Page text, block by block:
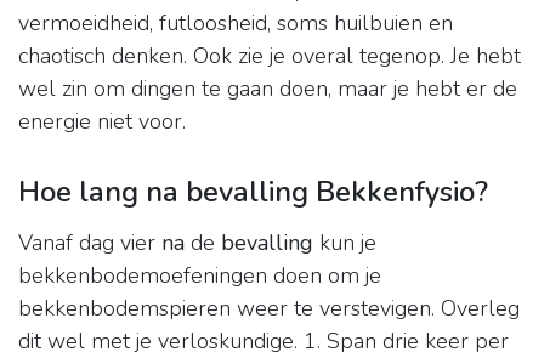
vermoeidheid, futloosheid, soms huilbuien en
chaotisch denken. Ook zie je overal tegenop. Je hebt
wel zin om dingen te gaan doen, maar je hebt er de
energie niet voor.
Hoe lang na bevalling Bekkenfysio?
Vanaf dag vier na de bevalling kun je
bekkenbodemoefeningen doen om je
bekkenbodemspieren weer te verstevigen. Overleg
dit wel met je verloskundige. 1. Span drie keer per